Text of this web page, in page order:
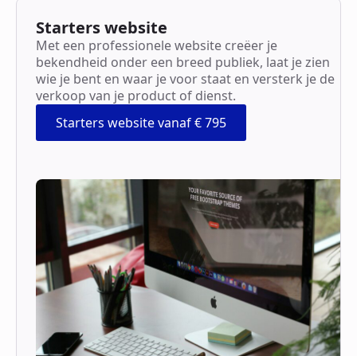
Starters website
Met een professionele website creëer je
bekendheid onder een breed publiek, laat je zien
wie je bent en waar je voor staat en versterk je de
verkoop van je product of dienst.
Starters website vanaf € 795